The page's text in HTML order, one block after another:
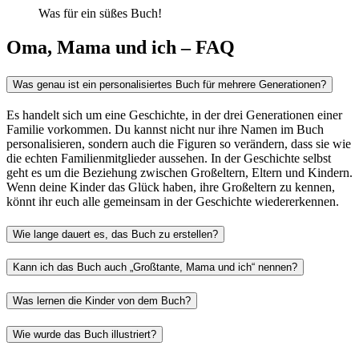
Was für ein süßes Buch!
Oma, Mama und ich – FAQ
Was genau ist ein personalisiertes Buch für mehrere Generationen?
Es handelt sich um eine Geschichte, in der drei Generationen einer
Familie vorkommen. Du kannst nicht nur ihre Namen im Buch
personalisieren, sondern auch die Figuren so verändern, dass sie wie
die echten Familienmitglieder aussehen. In der Geschichte selbst
geht es um die Beziehung zwischen Großeltern, Eltern und Kindern.
Wenn deine Kinder das Glück haben, ihre Großeltern zu kennen,
könnt ihr euch alle gemeinsam in der Geschichte wiedererkennen.
Wie lange dauert es, das Buch zu erstellen?
Kann ich das Buch auch „Großtante, Mama und ich“ nennen?
Was lernen die Kinder von dem Buch?
Wie wurde das Buch illustriert?